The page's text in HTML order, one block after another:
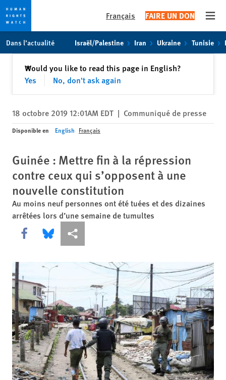
toto
content
Français FAIRE UN DON
Dans l’actualité Israël/Palestine Iran Ukraine Tunisie
Would you like to read this page in English?
Yes
No, don't ask again
✕Fermer
18 octobre 2019 12:01AM EDT | Communiqué de presse
Disponible en English Français
Guinée : Mettre fin à la répression
contre ceux qui s’opposent à une
nouvelle constitution
Au moins neuf personnes ont été tuées et des dizaines
arrêtées lors d’une semaine de tumultes
Share this via Facebook
Share this via Bluesky
Share this via Partagez